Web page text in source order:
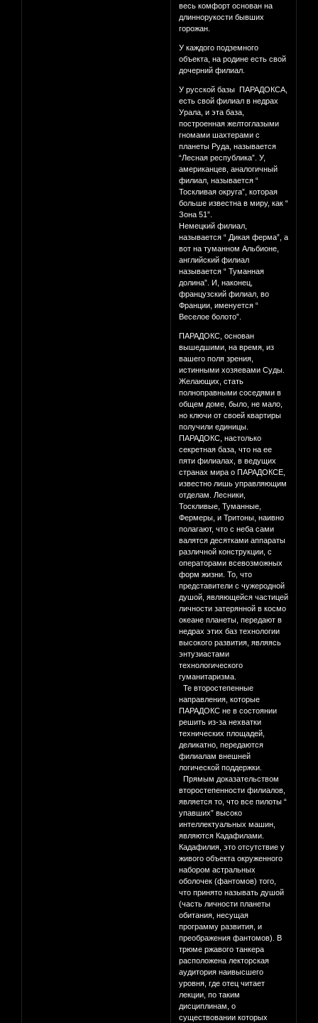
весь комфорт основан на
длиннорукости бывших
горожан.
У каждого подземного
объекта, на родине есть свой
дочерний филиал.
У русской базы ПАРАДОКСА,
есть свой филиал в недрах
Урала, и эта база,
построенная желтоглазыми
гномами шахтерами с
планеты Руда, называется
“Лесная республика”. У,
американцев, аналогичный
филиал, называется “
Тоскливая округа”, которая
больше известна в миру, как “
Зона 51”.
Немецкий филиал,
называется “ Дикая ферма”, а
вот на туманном Альбионе,
английский филиал
называется “ Туманная
долина”. И, наконец,
французский филиал, во
Франции, именуется “
Веселое болото”.
ПАРАДОКС, основан
вышедшими, на время, из
вашего поля зрения,
истинными хозяевами Суды.
Желающих, стать
полноправными соседями в
общем доме, было, не мало,
но ключи от своей квартиры
получили единицы.
ПАРАДОКС, настолько
секретная база, что на ее
пяти филиалах, в ведущих
странах мира о ПАРАДОКСЕ,
известно лишь управляющим
отделам. Лесники,
Тоскливые, Туманные,
Фермеры, и Тритоны, наивно
полагают, что с неба сами
валятся десятками аппараты
различной конструкции, c
операторами всевозможных
форм жизни. То, что
представители с чужеродной
душой, являющейся частицей
личности затерянной в космо
океане планеты, передают в
недрах этих баз технологии
высокого развития, являясь
энтузиастами
технологического
гуманитаризма.
Те второстепенные
направления, которые
ПАРАДОКС не в состоянии
решить из-за нехватки
технических площадей,
деликатно, передаются
филиалам внешней
логической поддержки.
Прямым доказательством
второстепенности филиалов,
является то, что все пилоты “
упавших” высоко
интеллектуальных машин,
являются Кадафилами.
Кадафилия, это отсутствие у
живого объекта окруженного
набором астральных
оболочек (фантомов) того,
что принято называть душой
(часть личности планеты
обитания, несущая
программу развития, и
преображения фантомов). В
трюме ржавого танкера
расположена лекторская
аудитория наивысшего
уровня, где отец читает
лекции, по таким
дисциплинам, о
существовании которых